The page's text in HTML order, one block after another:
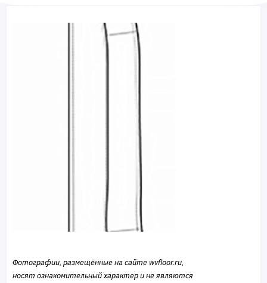
Фотографии, размещённые на сайте wvfloor.ru,
носят ознакомительный характер и не являются